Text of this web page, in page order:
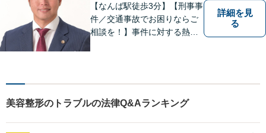
【なんば駅徒歩3分】【刑事事
件／交通事故でお困りならご
相談を！】事件に対する熱い
の弁護を大切にしておりま
す。【LINEやメールの問い合
わせ可】
詳細を見
る
美容整形のトラブルの法律Q&Aランキング